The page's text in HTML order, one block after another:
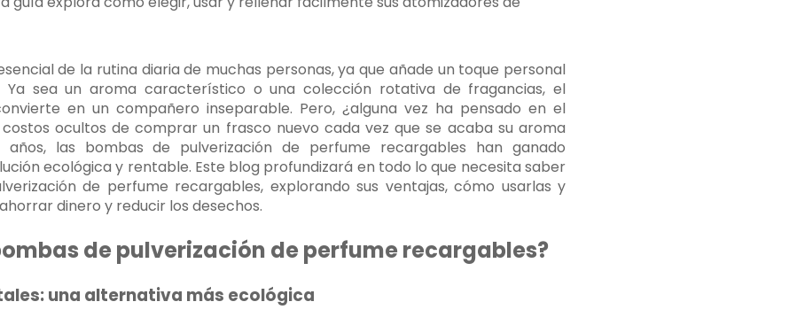
de la rutina diaria de muchas personas, ya que añade un toque personal
Ya sea un aroma característico o una colección rotativa de fragancias, el
en un compañero inseparable. Pero, ¿alguna vez ha pensado en el
ocultos de comprar un frasco nuevo cada vez que se acaba su aroma
años, las bombas de pulverización de perfume recargables han ganado
ecológica y rentable. Este blog profundizará en todo lo que necesita saber
de perfume recargables, explorando sus ventajas, cómo usarlas y
dinero y reducir los desechos.
de pulverización de perfume recargables?
una alternativa más ecológica